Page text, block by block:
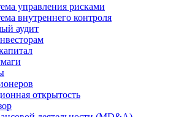
управления рисками
внутреннего контроля
аудит
открытость